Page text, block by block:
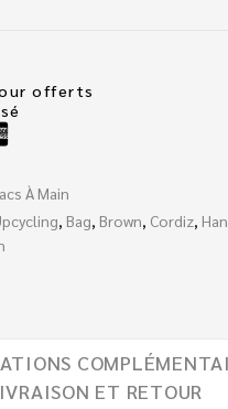
offerts
À Main
Bag Brown Cordiz
ET RETOUR